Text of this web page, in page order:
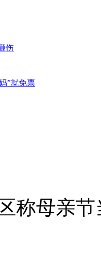
伤
”就免票
块达7、8百吨
母亲节